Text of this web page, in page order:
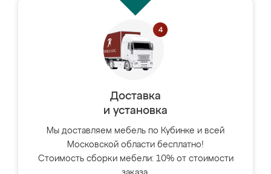
Доставка
и установка
Мы доставляем мебель по Кубинке и всей
Московской области бесплатно!
Стоимость сборки мебели: 10% от стоимости